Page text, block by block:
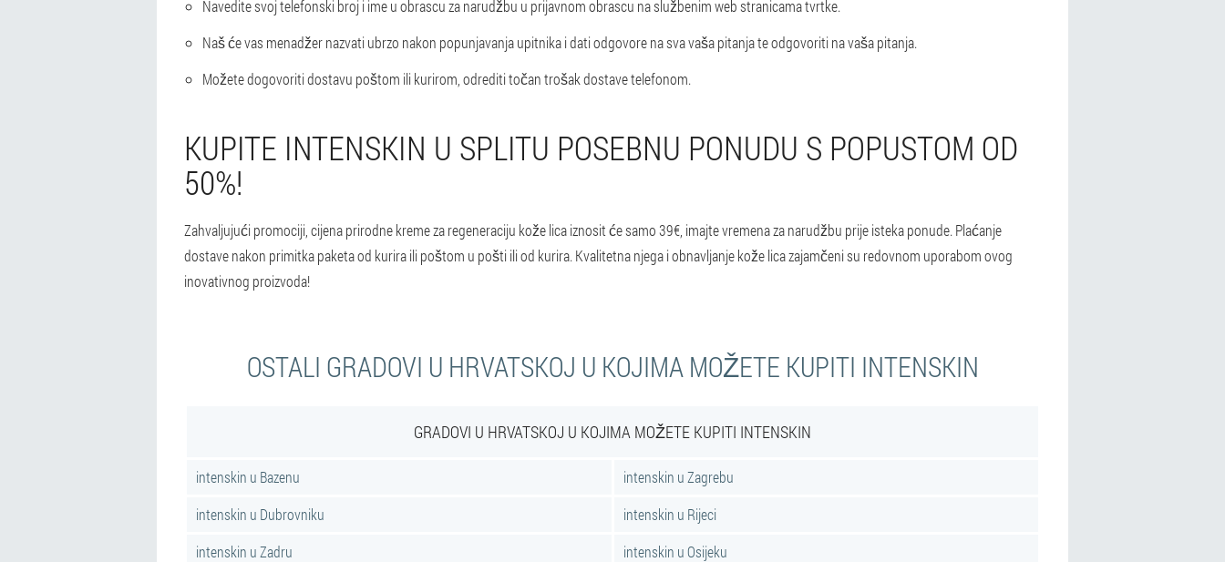
Navedite svoj telefonski broj i ime u obrascu za narudžbu u prijavnom obrascu na službenim web stranicama tvrtke.
Naš će vas menadžer nazvati ubrzo nakon popunjavanja upitnika i dati odgovore na sva vaša pitanja te odgovoriti na vaša pitanja.
Možete dogovoriti dostavu poštom ili kurirom, odrediti točan trošak dostave telefonom.
KUPITE INTENSKIN U SPLITU POSEBNU PONUDU S POPUSTOM OD
50%!
Zahvaljujući promociji, cijena prirodne kreme za regeneraciju kože lica iznosit će samo 39€, imajte vremena za narudžbu prije isteka ponude. Plaćanje
dostave nakon primitka paketa od kurira ili poštom u pošti ili od kurira. Kvalitetna njega i obnavljanje kože lica zajamčeni su redovnom uporabom ovog
inovativnog proizvoda!
OSTALI GRADOVI U HRVATSKOJ U KOJIMA MOŽETE KUPITI INTENSKIN
GRADOVI U HRVATSKOJ U KOJIMA MOŽETE KUPITI INTENSKIN
intenskin u Bazenu
intenskin u Zagrebu
intenskin u Dubrovniku
intenskin u Rijeci
intenskin u Zadru
intenskin u Osijeku